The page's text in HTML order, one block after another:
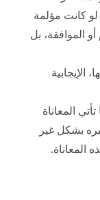
لو كانت مؤلمة
الموافقة، بل
الإيجابية
تأتي المعاناة
بشكل غير
المعاناة.